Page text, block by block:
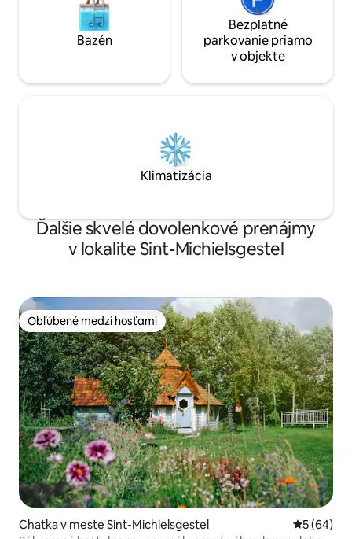
Bazén
Bezplatné
parkovanie priamo
v objekte
Klimatizácia
Ďalšie skvelé dovolenkové prenájmy
v lokalite Sint-Michielsgestel
Obľúbené medzi hosťami
Obľúbené medzi hosťami
Chatka v meste Sint-Michielsgestel
5 (64)